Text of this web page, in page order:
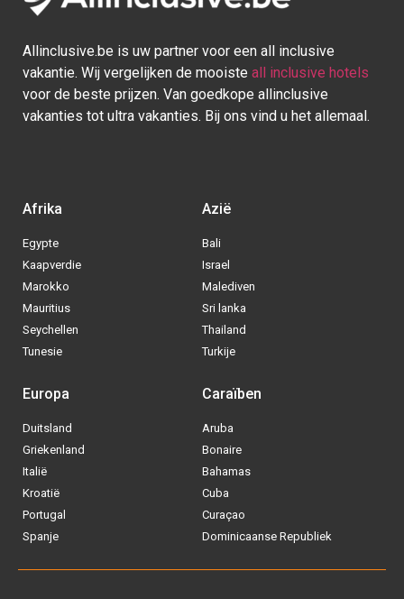
Allinclusive.be is uw partner voor een all inclusive
vakantie. Wij vergelijken de mooiste all inclusive hotels
voor de beste prijzen. Van goedkope allinclusive
vakanties tot ultra vakanties. Bij ons vind u het allemaal.
Afrika
Egypte
Kaapverdie
Marokko
Mauritius
Seychellen
Tunesie
Azië
Bali
Israel
Malediven
Sri lanka
Thailand
Turkije
Europa
Duitsland
Griekenland
Italië
Kroatië
Portugal
Spanje
Caraïben
Aruba
Bonaire
Bahamas
Cuba
Curaçao
Dominicaanse Republiek